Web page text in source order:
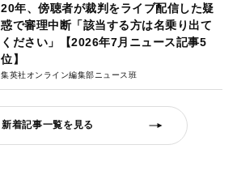
20年、傍聴者が裁判をライブ配信した疑
惑で審理中断「該当する方は名乗り出て
ください」【2026年7月ニュース記事5
位】
集英社オンライン編集部ニュース班
新着記事一覧を見る